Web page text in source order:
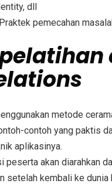
dll
pemecahan
metode
contoh yang paktis
aplikasinya.
peserta akan diarahkan
setelah kembali ke dunia